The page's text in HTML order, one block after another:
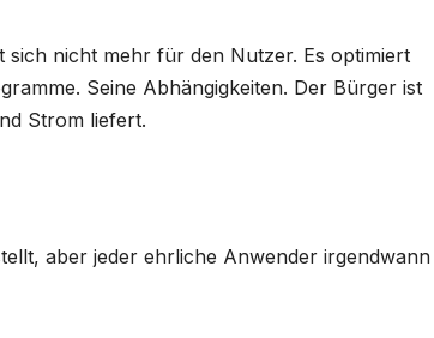
sich nicht mehr für den Nutzer. Es optimiert
Seine Abhängigkeiten. Der Bürger ist
Strom liefert.
aber jeder ehrliche Anwender irgendwann